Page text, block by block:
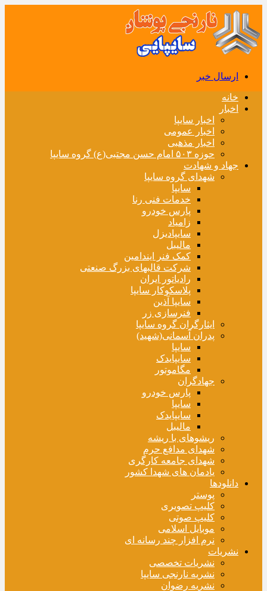
ارسال خبر
خانه
اخبار
اخبار سایپا
اخبار عمومی
اخبار مذهبی
حوزه ۵۰۳ امام حسن مجتبی(ع) گروه سایپا
جهاد و شهادت
شهدای گروه سایپا
سایپا
خدمات فنی رنا
پارس خودرو
زامیاد
سایپادیزل
مالیبل
کمک فنر ایندامین
شرکت قالبهای بزرگ صنعتی
رادیاتور ایران
پلاسکوکار سایپا
سایپا آذین
فنرسازی زر
ایثارگران گروه سایپا
پدران آسمانی(شهید)
سایپا
سایپایدک
مگاموتور
جهادگران
پارس خودرو
سایپا
سایپایدک
مالیبل
ریشوهای با ریشه
شهدای مدافع حرم
شهدای جامعه کارگری
یادمان های شهدا کشور
دانلودها
پوستر
کلیپ تصویری
کلیپ صوتی
موبایل اسلامی
نرم افزار چند رسانه ای
نشریات
نشریات تخصصی
نشریه نارنجی سایپا
نشریه رضوان